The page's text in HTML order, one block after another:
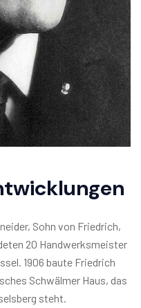
Sohn von Friedrich,
20 Handwerksmeister
1906 baute Friedrich
Schwälmer Haus, das
steht.